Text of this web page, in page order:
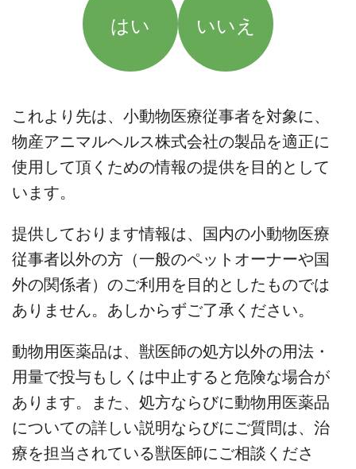
はい いいえ
これより先は、小動物医療従事者を対象に、
物産アニマルヘルス株式会社の製品を適正に
使用して頂くための情報の提供を目的として
います。
提供しております情報は、国内の小動物医療
従事者以外の方（一般のペットオーナーや国
外の関係者）のご利用を目的としたものでは
ありません。あしからずご了承ください。
動物用医薬品は、獣医師の処方以外の用法・
用量で投与もしくは中止すると危険な場合が
あります。また、処方ならびに動物用医薬品
についての詳しい説明ならびにご質問は、治
療を担当されている獣医師にご相談くださ